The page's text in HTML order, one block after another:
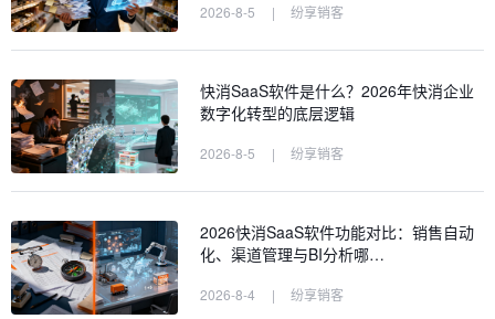
2026-8-5 | 纷享销客
快消SaaS软件是什么？2026年快消企业
数字化转型的底层逻辑
2026-8-5 | 纷享销客
2026快消SaaS软件功能对比：销售自动
化、渠道管理与BI分析哪…
2026-8-4 | 纷享销客